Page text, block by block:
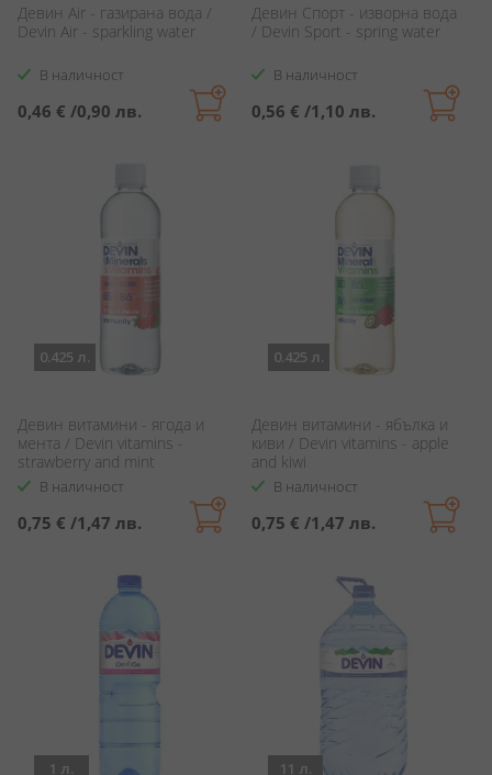
Девин Air - газирана вода /
Devin Air - sparkling water
В наличност
0,46 € /0,90 лв.
Девин Спорт - изворна вода
/ Devin Sport - spring water
В наличност
0,56 € /1,10 лв.
0.425 л.
Девин витамини - ягода и
мента / Devin vitamins -
strawberry and mint
В наличност
0,75 € /1,47 лв.
0.425 л.
Девин витамини - ябълка и
киви / Devin vitamins - apple
and kiwi
В наличност
0,75 € /1,47 лв.
1 л. 11 л.